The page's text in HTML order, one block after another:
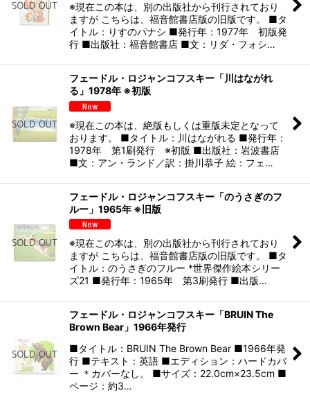
※現在この本は、別の出版社から刊行されており
ますが こちらは、福音館書店版の旧版です。 ■タ
イトル：りすのパナシ ■発行年：1977年 初版発
行 ■出版社：福音館書店 ■文：リダ・フォシ…
フェードル・ロジャンコフスキー「川はながれ
る」1978年 ※初版
※現在この本は、絶版もしくは重版未定となって
おります。 ■タイトル：川はながれる ■発行年：
1978年 第1刷発行 ※初版 ■出版社：岩波書店
■文：アン・ランド／訳：掛川恭子 絵：フェ…
フェードル・ロジャンコフスキー「のうさぎのフ
ルー」1965年 ※旧版
※現在この本は、別の出版社から刊行されており
ますが こちらは、福音館書店版の旧版です。 ■タ
イトル：のうさぎのフルー *世界傑作絵本シリー
ズ21 ■発行年：1965年 第3刷発行 ■出版…
フェードル・ロジャンコフスキー「BRUIN The
Brown Bear」1966年発行
■タイトル：BRUIN The Brown Bear ■1966年発
行 ■テキスト：英語 ■エディション：ハードカバ
ー ＊カバーなし。 ■サイズ：22.0cm×23.5cm ■
ページ：約3…